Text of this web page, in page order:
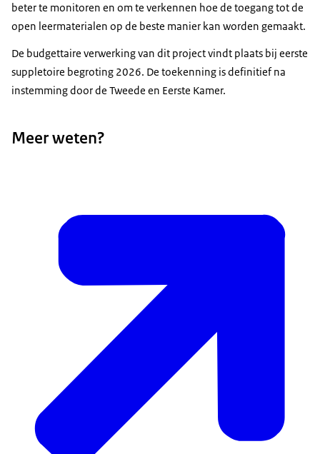
beter te monitoren en om te verkennen hoe de toegang tot de
open leermaterialen op de beste manier kan worden gemaakt.
De budgettaire verwerking van dit project vindt plaats bij eerste
suppletoire begroting 2026. De toekenning is definitief na
instemming door de Tweede en Eerste Kamer.
Meer weten?